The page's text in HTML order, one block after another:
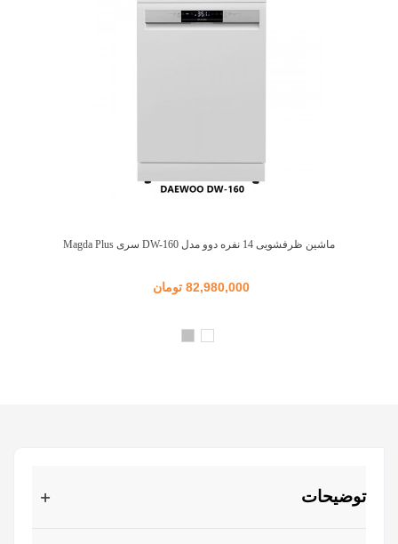
ماشین ظرفشویی 14 نفره دوو مدل DW-160 سری Magda Plus
82,980,000 تومان
توضیحات